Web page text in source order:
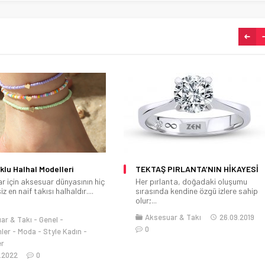
PIRLANTA’NIN HİKAYESİ
doğadaki oluşumu
kendine özgü izlere sahip
& Takı
Saç Bandı Modelleri Nedir?
Saç bandı modelleri nelerdir merak
ediyorsanız o zaman doğru
yerdesiniz!...
Aksesuar & Takı